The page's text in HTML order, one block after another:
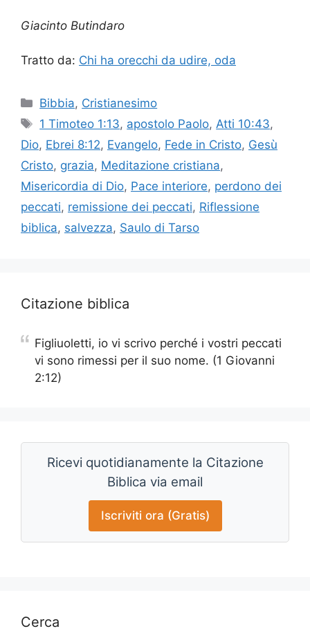
Giacinto Butindaro
Tratto da: Chi ha orecchi da udire, oda
Categorie
Bibbia, Cristianesimo
Tag
1 Timoteo 1:13, apostolo Paolo,Atti 10:43,
Dio, Ebrei 8:12, Evangelo, Fede in Cristo, Gesù
Cristo, grazia, Meditazione cristiana,
Misericordia di Dio, Pace interiore, perdono dei
peccati, remissione dei peccati, Riflessione
biblica, salvezza, Saulo di Tarso
Citazione biblica
Figliuoletti, io vi scrivo perché i vostri peccati
vi sono rimessi per il suo nome. (1 Giovanni
2:12)
Ricevi quotidianamente la Citazione
Biblica via email
Iscriviti ora (Gratis)
Cerca